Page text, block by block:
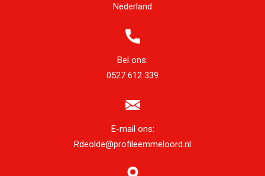
Nederland
Bel ons:
0527 612 339
E-mail ons:
Rdeolde@profileemmeloord.nl